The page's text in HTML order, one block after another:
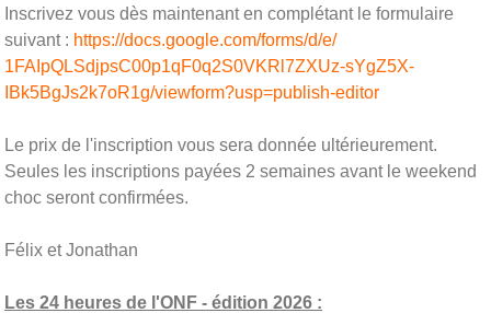
Inscrivez vous dès maintenant en complétant le formulaire
suivant : https://docs.google.com/forms/d/e/
1FAIpQLSdjpsC00p1qF0q2S0VKRl7ZXUz-sYgZ5X-
IBk5BgJs2k7oR1g/viewform?usp=publish-editor
Le prix de l'inscription vous sera donnée ultérieurement.
Seules les inscriptions payées 2 semaines avant le weekend
choc seront confirmées.
Félix et Jonathan
Les 24 heures de l'ONF - édition 2026 :